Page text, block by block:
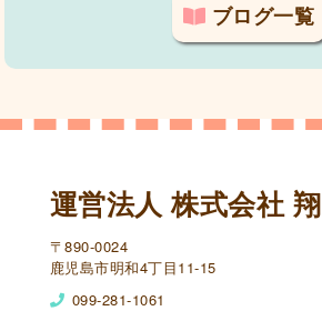
ブログ一覧
運営法人 株式会社 翔
〒890-0024
鹿児島市明和4丁目11-15
099-281-1061